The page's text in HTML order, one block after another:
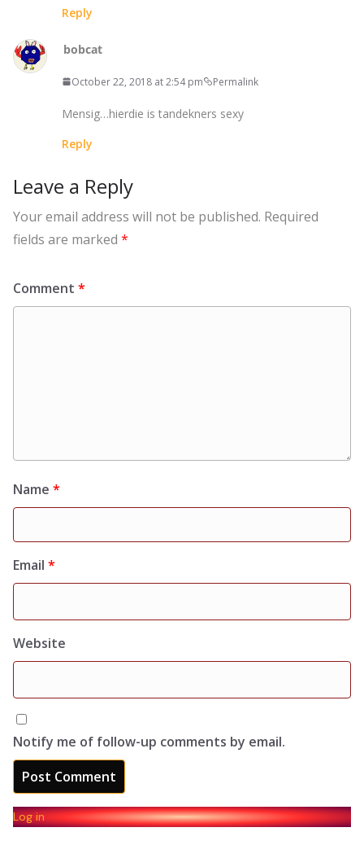
Reply
bobcat
October 22, 2018 at 2:54 pm Permalink
Mensig…hierdie is tandekners sexy
Reply
Leave a Reply
Your email address will not be published. Required
fields are marked *
Comment *
Name *
Email *
Website
Notify me of follow-up comments by email.
Log in